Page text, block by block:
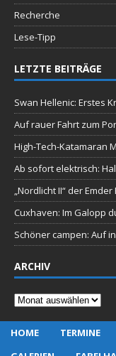
Recherche
Lese-Tipp
LETZTE BEITRÄGE
Swan Hellenic: Erstes
Auf rauer Fahrt zum
High-Tech-Katamaran
Ab sofort elektrisch:
„Nordlicht II“ der
Cuxhaven: Im Galopp
Schöner campen: Auf
ARCHIV
Archiv
HOME TERMINE